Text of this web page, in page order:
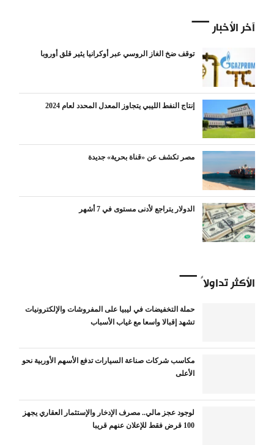
آخر الأخبار
توقف ضخ الغاز الروسي عبر أوكرانيا يثير قلق أوروبا
إنتاج النفط الليبي يتجاوز المعدل المحدد لعام 2024
مصر تكشف عن «قناة بحرية» جديدة
الدولار يتراجع لأدنى مستوى في 7 أشهر
الأكثر تداولاً
حملة التخفيضات في ليبيا على المفروشات والإلكترونيات
تشهد إقبالا واسعا مع غياب الأسباب
مكاسب شركات صناعة السيارات تدفع الأسهم الأوربية نحو
الأعلى
لوجود عجز مالي.. مصرف الإدخار والإستثمار العقاري يجهز
100 قرض فقط للإعلان عنهم قريبا